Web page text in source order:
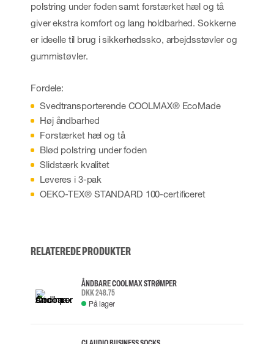
polstring under foden samt forstærket hæl og tå
giver ekstra komfort og lang holdbarhed. Sokkerne
er ideelle til brug i sikkerhedssko, arbejdsstøvler og
gummistøvler.
Fordele:
Svedtransporterende COOLMAX® EcoMade
Høj åndbarhed
Forstærket hæl og tå
Blød polstring under foden
Slidstærk kvalitet
Leveres i 3-pak
OEKO-TEX® STANDARD 100-certificeret
RELATEREDE PRODUKTER
ÅNDBARE COOLMAX STRØMPER
DKK 248.75
På lager